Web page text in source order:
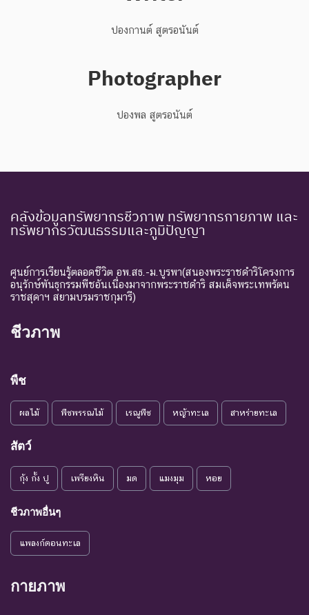
ปองกานต์ สูตรอนันต์
Photographer
ปองพล สูตรอนันต์
คลังข้อมูลทรัพยากรชีวภาพ ทรัพยากรกายภาพ และ
ทรัพยากรวัฒนธรรมและภูมิปัญญา
ศูนย์การเรียนรู้ตลอดชีวิต อพ.สธ.-ม.บูรพา(สนองพระราชดำริโครงการ
อนุรักษ์พันธุกรรมพืชอันเนื่องมาจากพระราชดำริ สมเด็จพระเทพรัตน
ราชสุดาฯ สยามบรมราชกุมารี)
ชีวภาพ
พืช
ผลไม้ พืชพรรณไม้ เรณูพืช หญ้าทะเล สาหร่ายทะเล
สัตว์
กุ้ง กั้ง ปู เพรียงหิน มด แมงมุม หอย
ชีวภาพอื่นๆ
แพลงก์ตอนทะเล
กายภาพ